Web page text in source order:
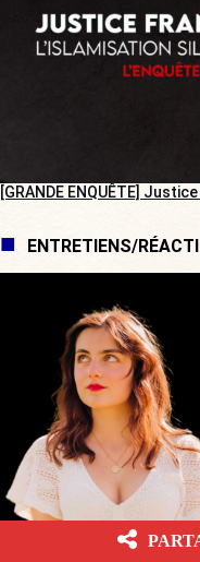
[GRANDE ENQUÊTE]
ENTRETIENS/